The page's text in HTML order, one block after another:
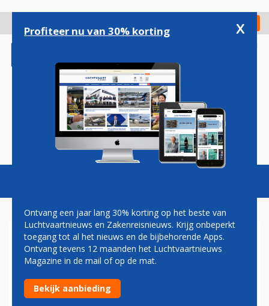
gaan
Check in
Magazine Podcasts Vacatures
EGYPTE
Belgisch militair passagiersvliegtuig krijgt nog geen
toestemming voor repatriëring
Profiteer nu van 30% korting x
Ontvang een jaar lang 30% korting op het beste van
Luchtvaartnieuws en Zakenreisnieuws. Krijg onbeperkt
toegang tot al het nieuws en de bijbehorende Apps.
Ontvang tevens 12 maanden het Luchtvaartnieuws
Magazine in de mail of op de mat.
Bekijk aanbieding